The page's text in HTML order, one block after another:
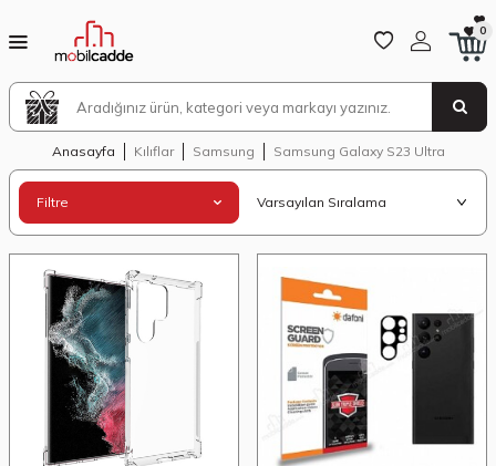
0
Anasayfa Kılıflar Samsung Samsung Galaxy S23 Ultra
Filtre